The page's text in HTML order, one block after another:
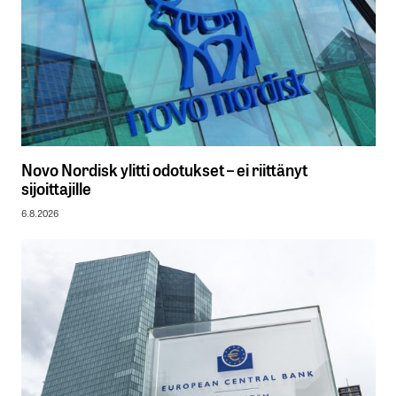
Novo Nordisk ylitti odotukset – ei riittänyt
sijoittajille
6.8.2026